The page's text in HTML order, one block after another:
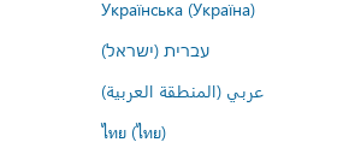
Українська (Україна)
עברית (ישראל)
عربي (المنطقة العربية)
ไทย (ไทย)